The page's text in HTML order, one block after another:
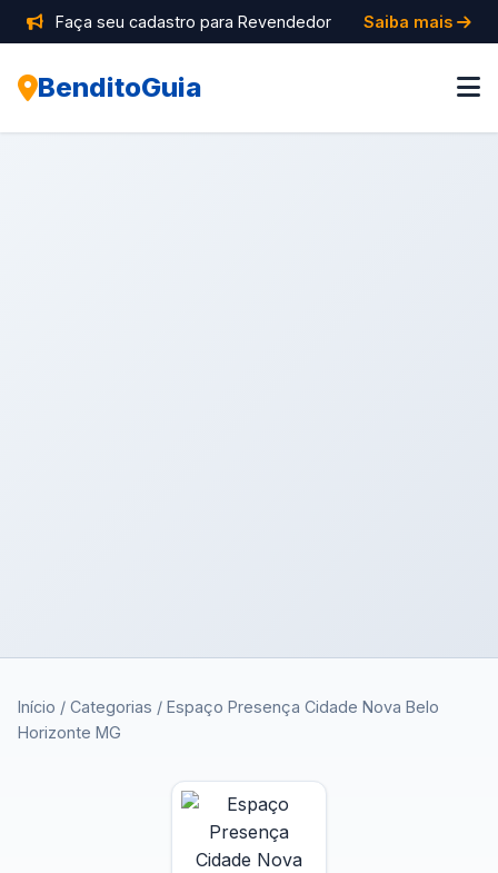
Faça seu cadastro para Revendedor Saiba mais
BenditoGuia
Início / Categorias / Espaço Presença Cidade Nova Belo
Horizonte MG